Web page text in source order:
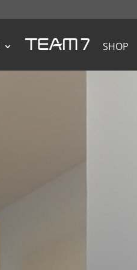
SHOP